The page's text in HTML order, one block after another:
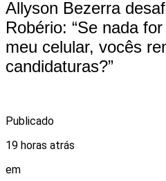
Allyson Bezerra
Robério: “Se nada
meu celular, vocês
candidaturas?”
Publicado
19 horas atrás
em